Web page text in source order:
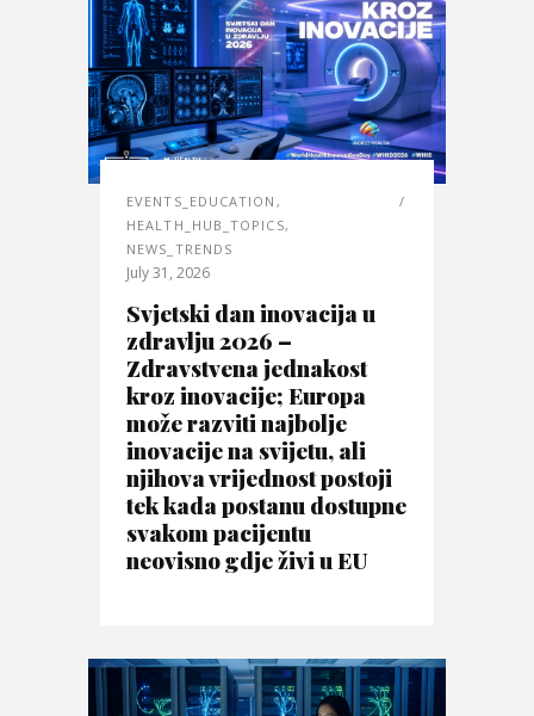
EVENTS_EDUCATION ,
HEALTH_HUB_TOPICS,
NEWS_TRENDS
July 31, 2026
Svjetski dan inovacija u
zdravlju 2026 –
Zdravstvena jednakost
kroz inovacije; Europa
može razviti najbolje
inovacije na svijetu, ali
njihova vrijednost postoji
tek kada postanu dostupne
svakom pacijentu
neovisno gdje živi u EU